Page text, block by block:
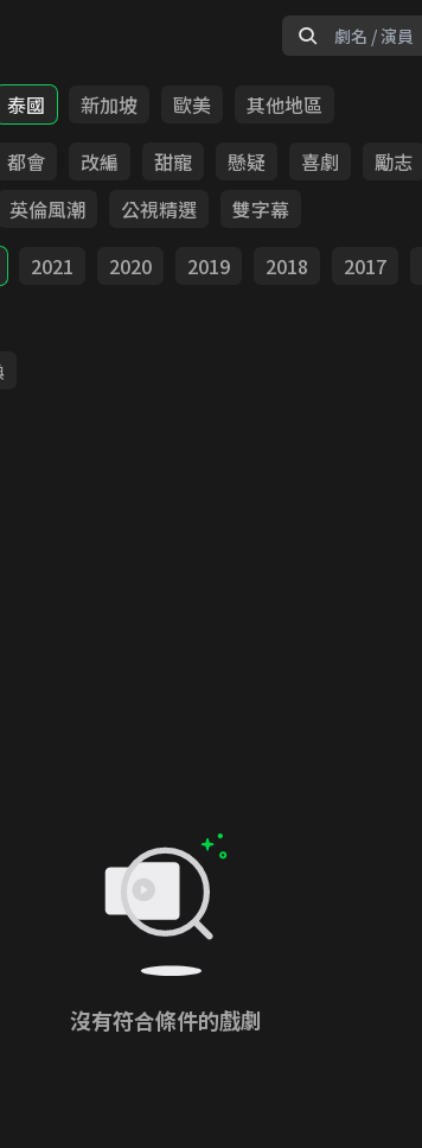
泰國 新加坡 歐美
其他地區
都會 改編 甜寵 懸疑 喜劇 勵志
英倫風潮 公視精選
雙字幕
2021 2020 2019 2018 2017
沒有符合條件的戲劇